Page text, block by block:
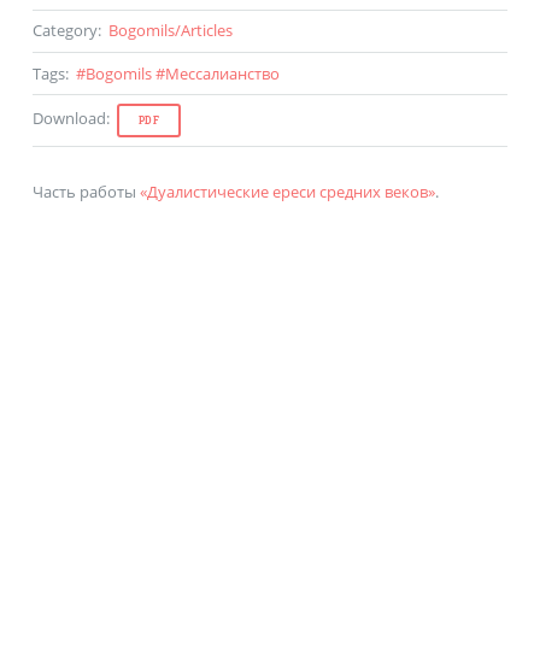
Category: Bogomils/Articles
Tags: #Bogomils#Мессалианство
Download: PDF
Часть работы «Дуалистические ереси средних веков».